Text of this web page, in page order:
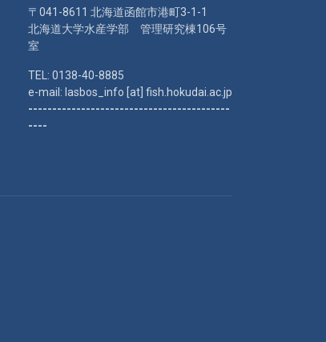
〒041-8611 北海道函館市港町3-1-1
北海道大学水産学部 管理研究棟106号
室
TEL: 0138-40-8885
e-mail: lasbos_info [at] fish.hokudai.ac.jp
------------------------------------------
----